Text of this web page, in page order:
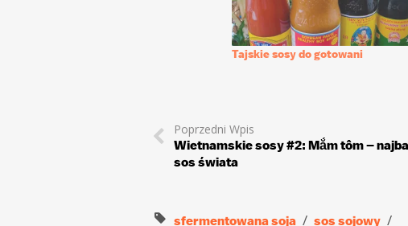
Tajskie sosy do gotowani
Poprzedni Wpis
Wietnamskie sosy #2: Mắm tôm –
sos świata
sfermentowana soja sos sojowy